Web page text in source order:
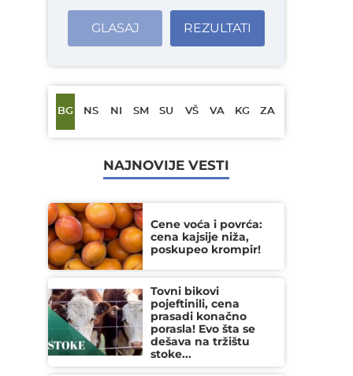
GLASAJ REZULTATI
BG NS NI SM SU VŠ VA KG ZA
NAJNOVIJE VESTI
Cene voća i povrća:
cena kajsije niža,
poskupeo krompir!
Tovni bikovi
pojeftinili, cena
prasadi konačno
porasla! Evo šta se
dešava na tržištu
stoke...